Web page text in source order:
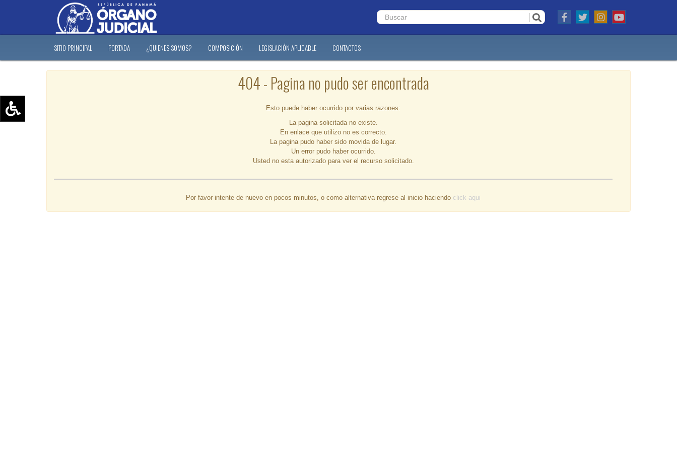
Aumentar texto (+)
Escala de grises
SITIO PRINCIPAL PORTADA ¿QUIENES SOMOS? COMPOSICIÓN LEGISLACIÓN APLICABLE CONTACTOS
404 - Pagina no pudo ser encontrada
Esto puede haber ocurrido por varias razones:
La pagina solicitada no existe.
En enlace que utilizo no es correcto.
La pagina pudo haber sido movida de lugar.
Un error pudo haber ocurrido.
Usted no esta autorizado para ver el recurso solicitado.
Por favor intente de nuevo en pocos minutos, o como alternativa regrese al inicio haciendo click aqui